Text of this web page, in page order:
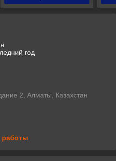
год
2, Алматы, Казахстан
работы